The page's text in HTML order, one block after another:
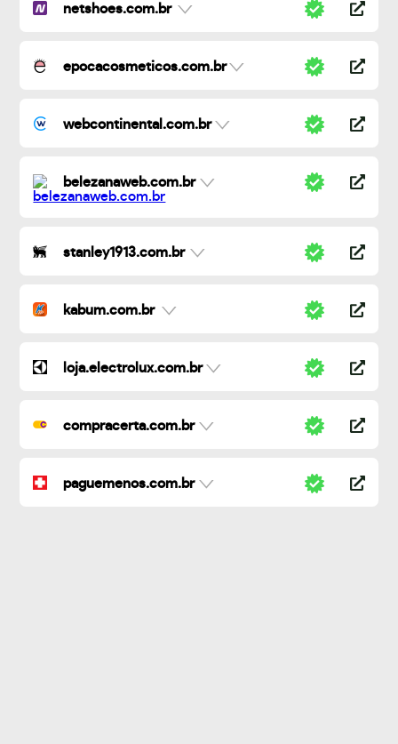
netshoes.com.br
epocacosmeticos.com.br
webcontinental.com.br
belezanaweb.com.br
stanley1913.com.br
kabum.com.br
loja.electrolux.com.br
compracerta.com.br
paguemenos.com.br